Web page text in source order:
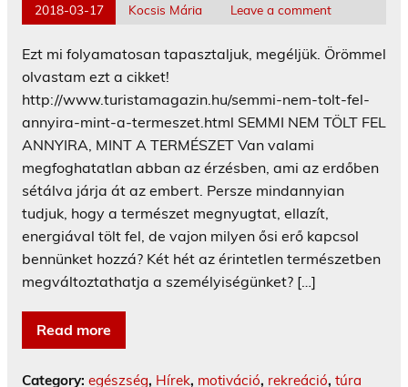
2018-03-17 Kocsis Mária Leave a comment
Ezt mi folyamatosan tapasztaljuk, megéljük. Örömmel
olvastam ezt a cikket!
http://www.turistamagazin.hu/semmi-nem-tolt-fel-
annyira-mint-a-termeszet.html SEMMI NEM TÖLT FEL
ANNYIRA, MINT A TERMÉSZET Van valami
megfoghatatlan abban az érzésben, ami az erdőben
sétálva járja át az embert. Persze mindannyian
tudjuk, hogy a természet megnyugtat, ellazít,
energiával tölt fel, de vajon milyen ősi erő kapcsol
bennünket hozzá? Két hét az érintetlen természetben
megváltoztathatja a személyiségünket? […]
Read more
Category: egészség, Hírek, motiváció, rekreáció, túra